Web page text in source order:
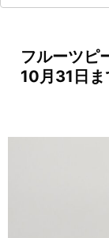
フルーツピ
10月31日ま